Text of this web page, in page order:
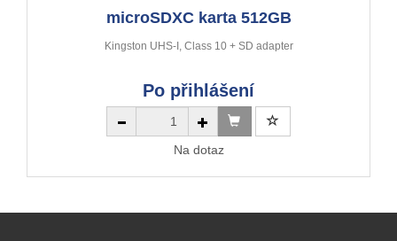
microSDXC karta 512GB
Kingston UHS-I, Class 10 + SD adapter
Po přihlášení
Na dotaz